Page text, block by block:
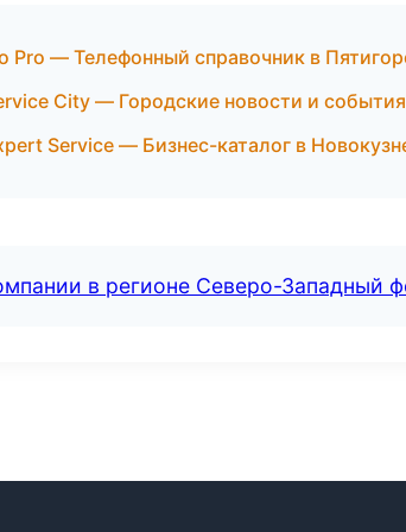
Pro — Телефонный справочник в
City — Городские новости и
Service — Бизнес-каталог в
в регионе Северо-Западный